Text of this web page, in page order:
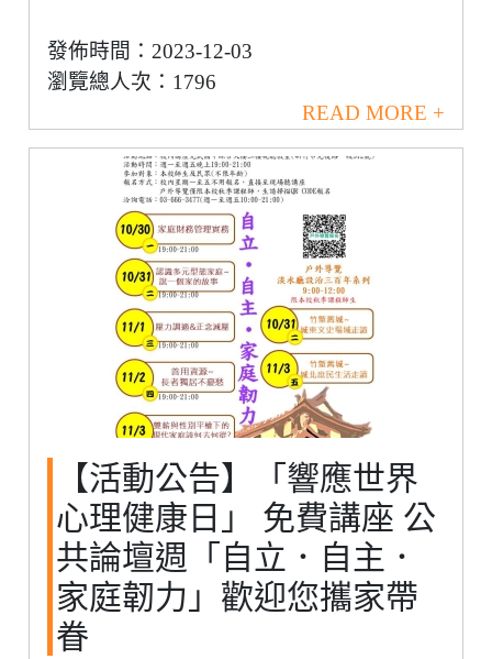
發佈時間：2023-12-03
瀏覽總人次：1796
READ MORE +
【活動公告】「響應世界
心理健康日」 免費講座 公
共論壇週「自立．自主．
家庭韌力」歡迎您攜家帶
眷